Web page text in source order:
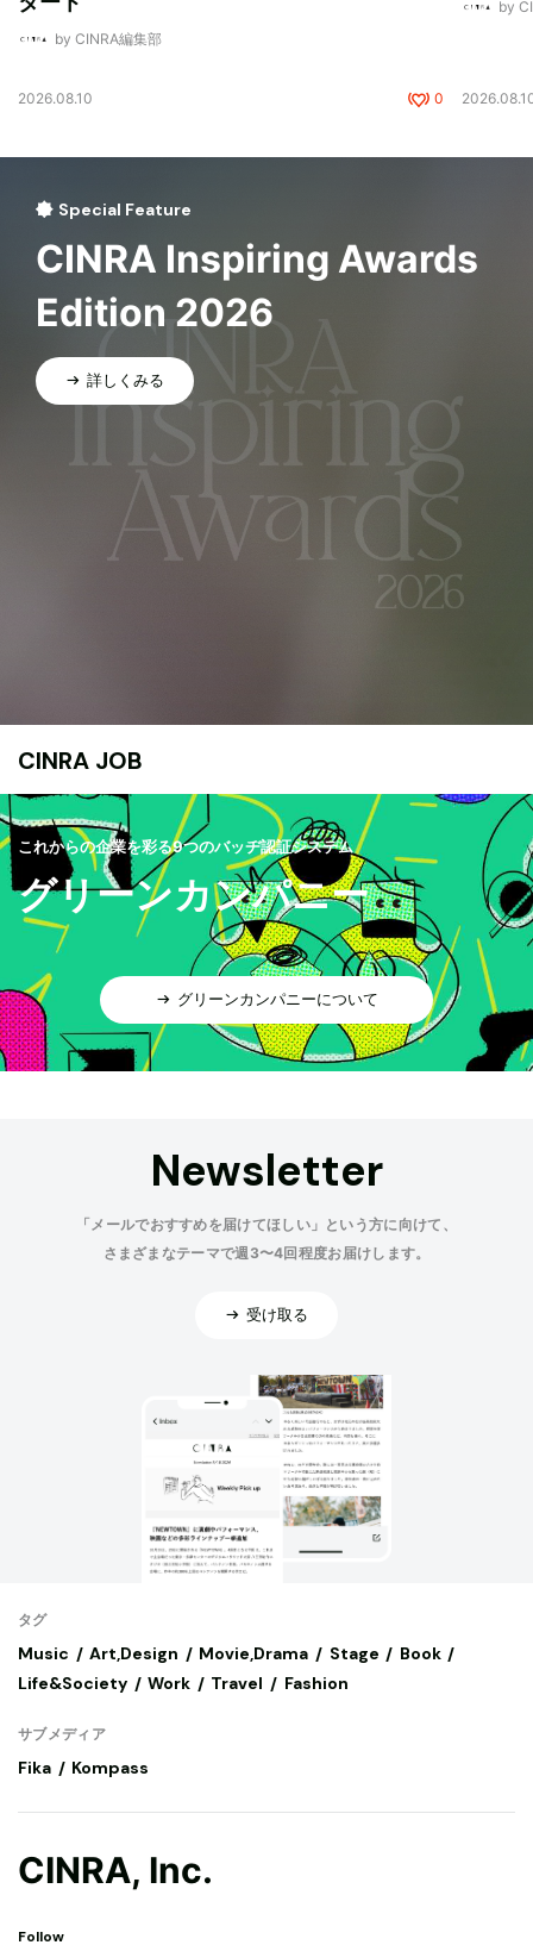
by CINRA編集部
2026.08.10 0
by
Special Feature
CINRA Inspiring Awards
Edition 2026
詳しくみる
CINRA JOB
これからの企業を彩る9つのバッヂ認証システム
グリーンカンパニー
グリーンカンパニーについて
Newsletter
「メールでおすすめを届けてほしい」という方に向けて、
さまざまなテーマで週3〜4回程度お届けします。
受け取る
タグ
Music Art,Design Movie,Drama Stage
Book
Life&Society
Work Travel Fashion
サブメディア
Fika Kompass
CINRA, Inc.
Follow